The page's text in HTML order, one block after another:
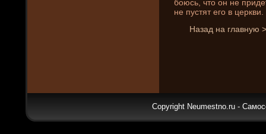
боюсь, что он не
не пустят его в церкви.
Назад на главную
Copyright Neumestno.ru -